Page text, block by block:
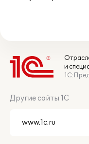
и
Другие сайты 1С